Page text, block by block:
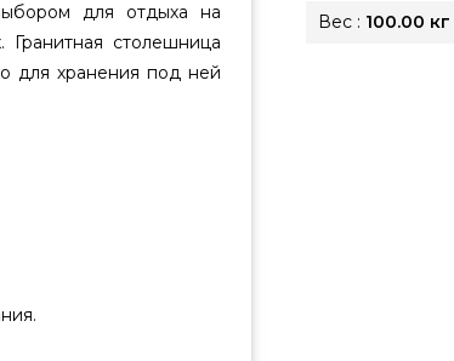
для отдыха на
Гранитная столешница
для хранения под ней
Вес : 100.00 кг